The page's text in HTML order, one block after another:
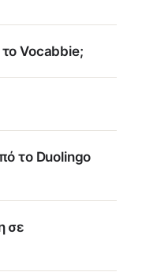
Vocabbie;
το Duolingo
σε